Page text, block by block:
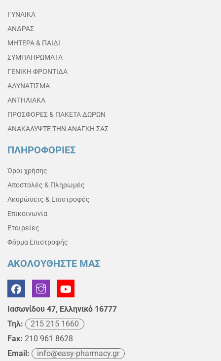
ΓΥΝΑΙΚΑ
ΑΝΔΡΑΣ
ΜΗΤΕΡΑ & ΠΑΙΔΙ
ΣΥΜΠΛΗΡΩΜΑΤΑ
ΓΕΝΙΚΗ ΦΡΟΝΤΙΔΑ
ΑΔΥΝΑΤΙΣΜΑ
ΑΝΤΗΛΙΑΚΑ
ΠΡΟΣΦΟΡΕΣ & ΠΑΚΕΤΑ ΔΩΡΩΝ
ΑΝΑΚΑΛΥΨΤΕ ΤΗΝ ΑΝΑΓΚΗ ΣΑΣ
ΠΛΗΡΟΦΟΡΙΕΣ
Όροι χρήσης
Αποστολές & Πληρωμές
Ακυρώσεις & Επιστροφές
Επικοινωνία
Εταιρείες
Φόρμα Επιστροφής
ΑΚΟΛΟΥΘΗΣΤΕ ΜΑΣ
Ιασωνίδου 47, Ελληνικό 16777
Τηλ:
215 215 1660
Fax: 210 961 8628
Email:
info@easy-pharmacy.gr